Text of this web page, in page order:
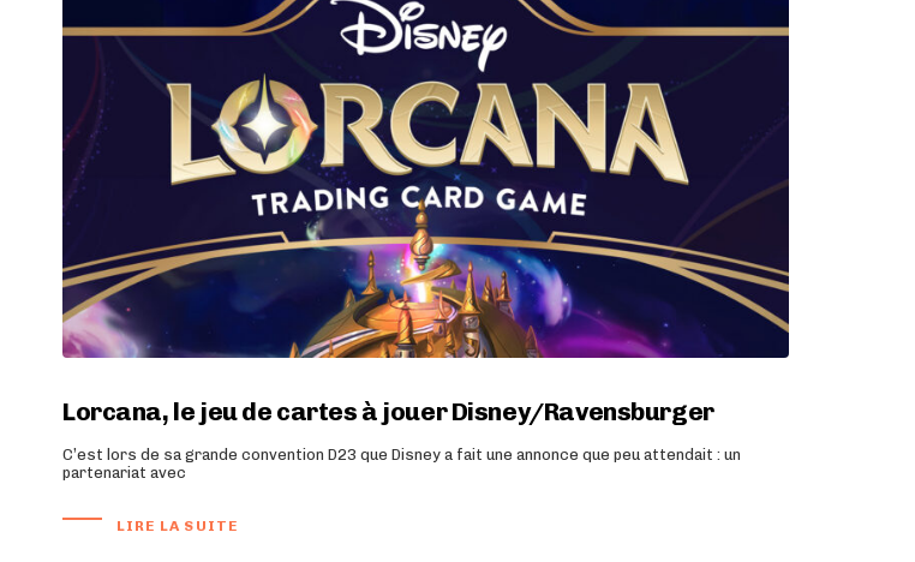
Lorcana, le jeu de cartes à jouer Disney/Ravensburger
C’est lors de sa grande convention D23 que Disney a fait une annonce que peu attendait : un
partenariat avec
LIRE LA SUITE